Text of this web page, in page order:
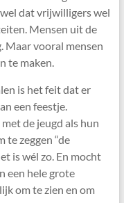
dat vrijwilligers wel
Mensen uit de
Maar vooral mensen
te maken.
is het feit dat er
een feestje.
de jeugd als hun
te zeggen “de
is wél zo. En mocht
een hele grote
om te zien en om